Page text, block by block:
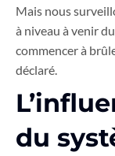
Mais nous
à niveau à venir
commencer à
déclaré.
du